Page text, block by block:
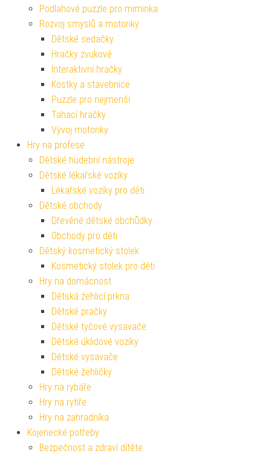
Podlahové puzzle pro miminka
Rozvoj smyslů a motoriky
Dětské sedačky
Hračky zvukové
Interaktivní hračky
Kostky a stavebnice
Puzzle pro nejmenší
Tahací hračky
Vývoj motoriky
Hry na profese
Dětské hudební nástroje
Dětské lékařské vozíky
Lékařské vozíky pro děti
Dětské obchody
Dřevěné dětské obchůdky
Obchody pro děti
Dětský kosmetický stolek
Kosmetický stolek pro děti
Hry na domácnost
Dětská žehlicí prkna
Dětské pračky
Dětské tyčové vysavače
Dětské úklidové vozíky
Dětské vysavače
Dětské žehličky
Hry na rybáře
Hry na rytíře
Hry na zahradníka
Kojenecké potřeby
Bezpečnost a zdraví dítěte